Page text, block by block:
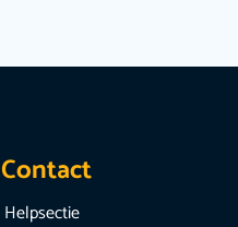
Contact
Helpsectie